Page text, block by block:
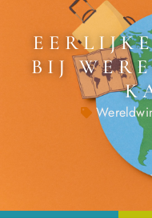
BIJ